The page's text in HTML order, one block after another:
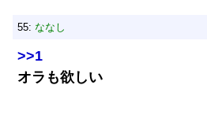
55: ななし
>>1
オラも欲しい